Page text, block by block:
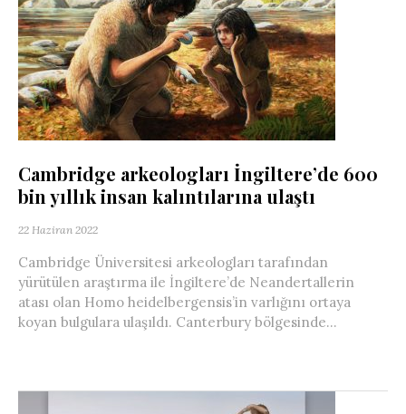
Cambridge arkeologları İngiltere’de 600
bin yıllık insan kalıntılarına ulaştı
22 Haziran 2022
Cambridge Üniversitesi arkeologları tarafından
yürütülen araştırma ile İngiltere’de Neandertallerin
atası olan Homo heidelbergensis’in varlığını ortaya
koyan bulgulara ulaşıldı. Canterbury bölgesinde...